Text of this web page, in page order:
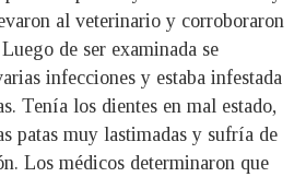
al veterinario y corroboraron
de ser examinada se
infecciones y estaba infestada
Tenía los dientes en mal estado,
patas muy lastimadas y sufría de
Los médicos determinaron que